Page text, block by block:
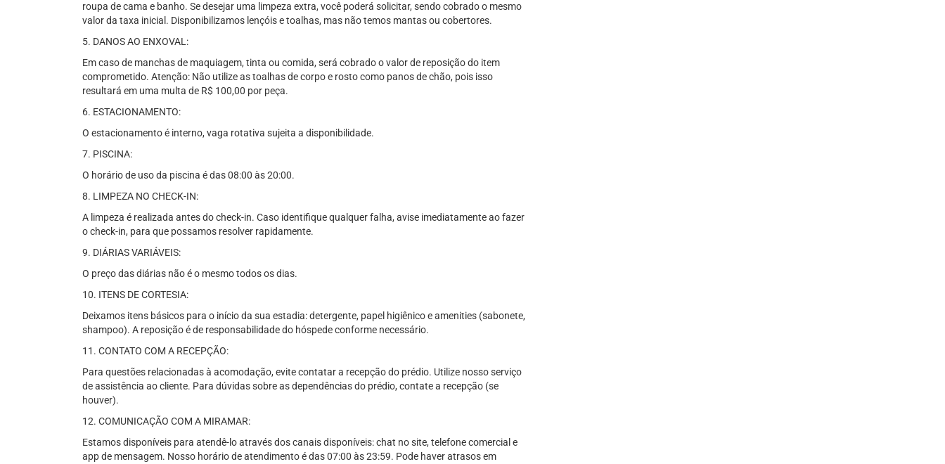
roupa de cama e banho. Se desejar uma limpeza extra, você poderá solicitar, sendo cobrado o mesmo
valor da taxa inicial. Disponibilizamos lençóis e toalhas, mas não temos mantas ou cobertores.
5. DANOS AO ENXOVAL:
Em caso de manchas de maquiagem, tinta ou comida, será cobrado o valor de reposição do item
comprometido. Atenção: Não utilize as toalhas de corpo e rosto como panos de chão, pois isso
resultará em uma multa de R$ 100,00 por peça.
6. ESTACIONAMENTO:
O estacionamento é interno, vaga rotativa sujeita a disponibilidade.
7. PISCINA:
O horário de uso da piscina é das 08:00 às 20:00.
8. LIMPEZA NO CHECK-IN:
A limpeza é realizada antes do check-in. Caso identifique qualquer falha, avise imediatamente ao fazer
o check-in, para que possamos resolver rapidamente.
9. DIÁRIAS VARIÁVEIS:
O preço das diárias não é o mesmo todos os dias.
10. ITENS DE CORTESIA:
Deixamos itens básicos para o início da sua estadia: detergente, papel higiênico e amenities (sabonete,
shampoo). A reposição é de responsabilidade do hóspede conforme necessário.
11. CONTATO COM A RECEPÇÃO:
Para questões relacionadas à acomodação, evite contatar a recepção do prédio. Utilize nosso serviço
de assistência ao cliente. Para dúvidas sobre as dependências do prédio, contate a recepção (se
houver).
12. COMUNICAÇÃO COM A MIRAMAR:
Estamos disponíveis para atendê-lo através dos canais disponíveis: chat no site, telefone comercial e
app de mensagem. Nosso horário de atendimento é das 07:00 às 23:59. Pode haver atrasos em